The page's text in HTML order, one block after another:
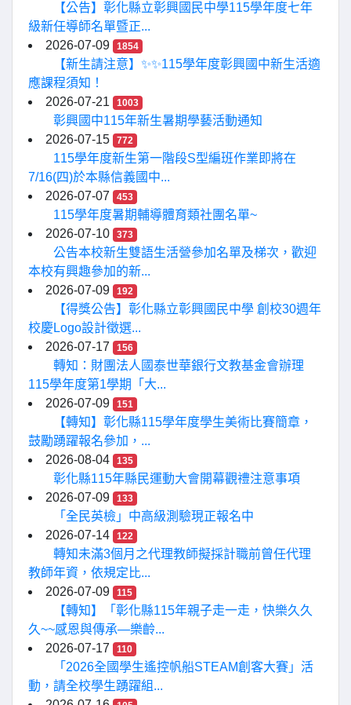
【公告】彰化縣立彰興國民中學115學年度七年
級新任導師名單暨正...
2026-07-09
1854
【新生請注意】✨✨115學年度彰興國中新生活適
應課程須知！
2026-07-21
1003
彰興國中115年新生暑期學藝活動通知
2026-07-15
772
115學年度新生第一階段S型編班作業即將在
7/16(四)於本縣信義國中...
2026-07-07
453
115學年度暑期輔導體育類社團名單~
2026-07-10
373
公告本校新生雙語生活營參加名單及梯次，歡迎
本校有興趣參加的新...
2026-07-09
192
【得獎公告】彰化縣立彰興國民中學 創校30週年
校慶Logo設計徵選...
2026-07-17
156
轉知：財團法人國泰世華銀行文教基金會辦理
115學年度第1學期「大...
2026-07-09
151
【轉知】彰化縣115學年度學生美術比賽簡章，
鼓勵踴躍報名參加，...
2026-08-04
135
彰化縣115年縣民運動大會開幕觀禮注意事項
2026-07-09
133
「全民英檢」中高級測驗現正報名中
2026-07-14
122
轉知未滿3個月之代理教師擬採計職前曾任代理
教師年資，依規定比...
2026-07-09
115
【轉知】「彰化縣115年親子走一走，快樂久久
久~~感恩與傳承—樂齡...
2026-07-17
110
「2026全國學生遙控帆船STEAM創客大賽」活
動，請全校學生踴躍組...